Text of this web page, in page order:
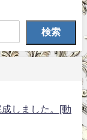
検索
しました。[動